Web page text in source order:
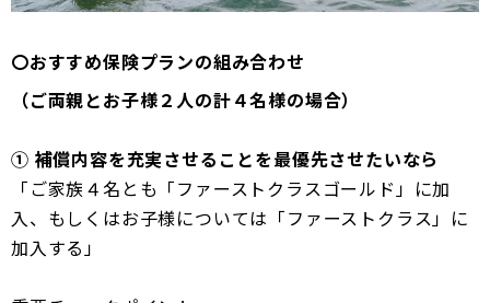
〇おすすめ保険プランの組み合わせ
（ご両親とお子様２人の計４名様の場合）
① 補償内容を充実させることを最優先させたいなら
「ご家族４名とも「ファーストクラスゴールド」に加
入、もしくはお子様については「ファーストクラス」に
加入する」